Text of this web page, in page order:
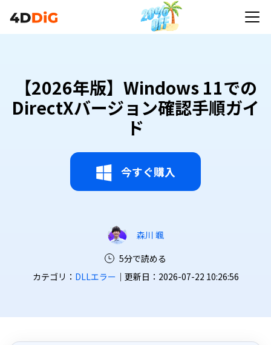
【2026年版】Windows 11での
DirectXバージョン確認手順ガイ
ド
今すぐ購入
森川 颯
5分で読める
カテゴリ： DLLエラー ｜更新日：2026-07-22 10:26:56